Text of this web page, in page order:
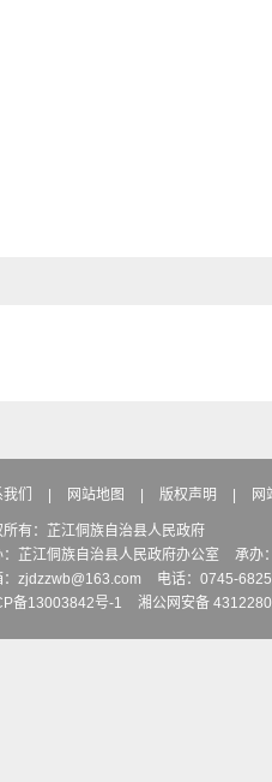
们 网站地图 版权声明 网
所有：芷江侗族自治县人民政府
：芷江侗族自治县人民政府办公室
承办
：zjdzzwb@163.com
电话：0745-
备13003842号-1
湘公网安备